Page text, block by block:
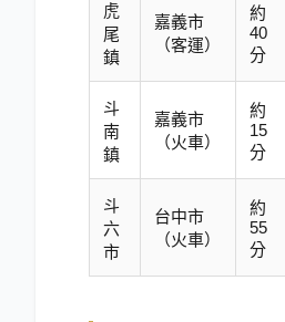
虎
尾
鎮
嘉義市
（客運）
約
40
分
斗
南
鎮
嘉義市
（火車）
約
15
分
斗
六
市
台中市
（火車）
約
55
分